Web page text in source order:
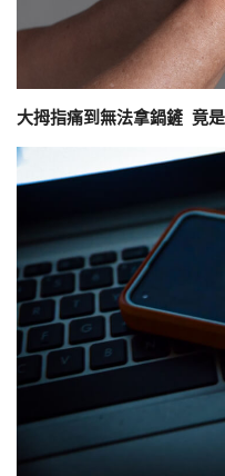
大拇指痛到無法拿鍋鏟 竟